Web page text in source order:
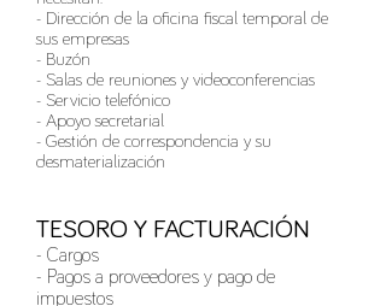
- Dirección de la oficina fiscal temporal de
sus empresas
- Buzón
- Salas de reuniones y videoconferencias
- Servicio telefónico
- Apoyo secretarial
- Gestión de correspondencia y su
desmaterialización
TESORO Y FACTURACIÓN
- Cargos
- Pagos a proveedores y pago de
impuestos